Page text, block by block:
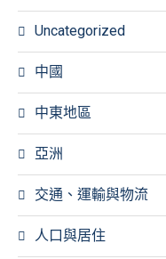
Uncategorized
中國
中東地區
亞洲
交通、運輸與物流
人口與居住